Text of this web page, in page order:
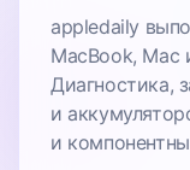
appledaily
MacBook, Mac
Диагностика,
и
и